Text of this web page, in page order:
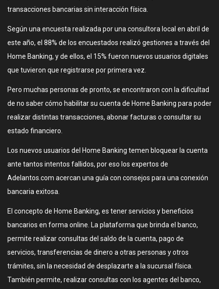
transacciones bancarias sin interacción física.
Según una encuesta realizada por una consultora local en abril de
este año, el 88% de los encuestados realizó gestiones a través del
Home Banking, y de ellos, el 15% fueron nuevos usuarios digitales
que tuvieron que registrarse por primera vez.
Pero muchas personas de pronto, se encontraron con la dificultad
de no saber cómo habilitar su cuenta de Home Banking para poder
realizar distintas transacciones, abonar facturas o consultar su
estado financiero.
Los nuevos usuarios del Home Banking temen bloquear la cuenta
ante tantos intentos fallidos, por eso los expertos de
Adelantos.com acercan una guía con consejos para una conexión
bancaria exitosa.
El concepto de Home Banking, es tener servicios y beneficios
bancarios en forma online. La plataforma que brinda el banco,
permite realizar consultas del saldo de la cuenta, pago de
servicios, transferencias de dinero a otras personas y otros
trámites, sin la necesidad de desplazarte a la sucursal física.
También permite, realizar consultas con los agentes del banco,